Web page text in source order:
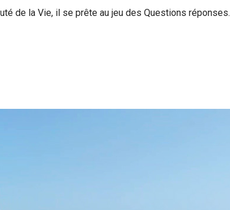
de la Vie, il se prête au jeu des Questions réponses.